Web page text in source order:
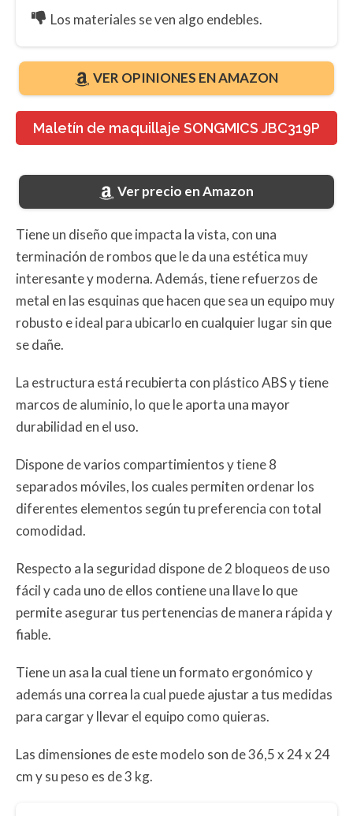
Los materiales se ven algo endebles.
VER OPINIONES EN AMAZON
Maletín de maquillaje SONGMICS JBC319P
Ver precio en Amazon
Tiene un diseño que impacta la vista, con una
terminación de rombos que le da una estética muy
interesante y moderna. Además, tiene refuerzos de
metal en las esquinas que hacen que sea un equipo muy
robusto e ideal para ubicarlo en cualquier lugar sin que
se dañe.
La estructura está recubierta con plástico ABS y tiene
marcos de aluminio, lo que le aporta una mayor
durabilidad en el uso.
Dispone de varios compartimientos y tiene 8
separados móviles, los cuales permiten ordenar los
diferentes elementos según tu preferencia con total
comodidad.
Respecto a la seguridad dispone de 2 bloqueos de uso
fácil y cada uno de ellos contiene una llave lo que
permite asegurar tus pertenencias de manera rápida y
fiable.
Tiene un asa la cual tiene un formato ergonómico y
además una correa la cual puede ajustar a tus medidas
para cargar y llevar el equipo como quieras.
Las dimensiones de este modelo son de 36,5 x 24 x 24
cm y su peso es de 3 kg.